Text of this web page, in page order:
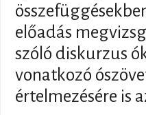
előadás
szóló diskurzus
vonatkozó
értelmezésére is